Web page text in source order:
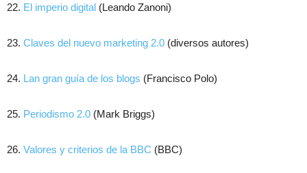
22. El imperio digital (Leando Zanoni)
23. Claves del nuevo marketing 2.0 (diversos autores)
24. Lan gran guía de los blogs (Francisco Polo)
25. Periodismo 2.0 (Mark Briggs)
26. Valores y criterios de la BBC (BBC)